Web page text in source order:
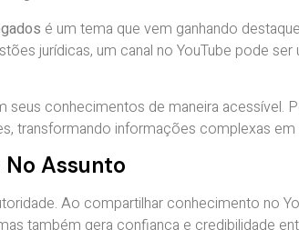
é um tema que vem ganhando
jurídicas, um canal no YouTube pode
conhecimentos de maneira
transformando informações complexas
Assunto
Ao compartilhar conhecimento no